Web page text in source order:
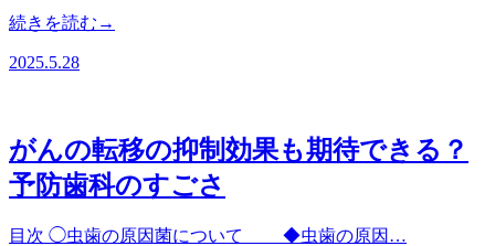
続きを読む→
2025.5.28
がんの転移の抑制効果も期待できる？
予防歯科のすごさ
目次 ◯虫歯の原因菌について ◆虫歯の原因…